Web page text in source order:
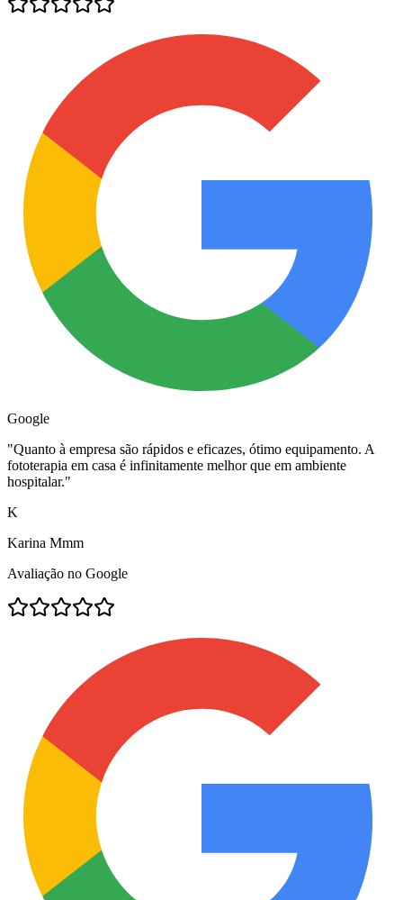
Google
"Quanto à empresa são rápidos e eficazes, ótimo equipamento. A
fototerapia em casa é infinitamente melhor que em ambiente
hospitalar."
K
Karina Mmm
Avaliação no Google